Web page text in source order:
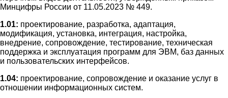
Минцифры России от 11.05.2023 № 449.
1.01: проектирование, разработка, адаптация,
модификация, установка, интеграция, настройка,
внедрение, сопровождение, тестирование, техническая
поддержка и эксплуатация программ для ЭВМ, баз данных
и пользовательских интерфейсов.
1.04: проектирование, сопровождение и оказание услуг в
отношении информационных систем.